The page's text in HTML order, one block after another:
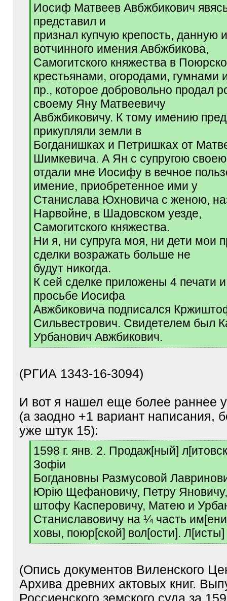
[
q
Иосиф Матвеев Авбжбикович
представил и
признал купчую крепость, данную
вотчинного имения Авбжбикова,
Самогитского княжества в
крестьянами, огородами, гумнами
пр., которое добровольно продал
своему Яну Матвеевичу
Авбжбиковичу. К тому имению
прикупляли земли в
Богданишках и Петришках от
Шимкевича. А Ян с супругою своею
отдали мне Иосифу в вечное
имение, приобретенное ими у
Станислава Юхновича с женою,
Нарвойне, в Шадовском уезде,
Самогитского княжества.
Ни я, ни супруга моя, ни дети мои
сделки возражать больше не
будут никогда.
К сей сделке приложены 4 печати
просьбе Иосифа
Авжбиковича подписался
Сильвестрович. Свидетелем был
Урбанович Авжбикович.
[
(РГИА 1343-16-3094)
И вот я нашел еще более раннее
(а заодно +1 вариант написания,
уже штук 15):
[
q
]
1598 г. янв. 2. Продаж[ный]
Зофiи
Богдановны Размусовой
Юрiю Щефановичу, Петру
штофу Касперовичу, Матею и
Станиславовичу на ¼ часть
ховы, поюр[ской] вол[ости].
[
(Опись документов Виленского
Архива древних актовых книг.
Россиенского земского суда за